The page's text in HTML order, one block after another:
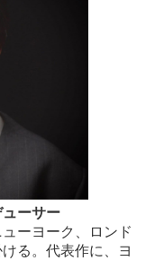
ーサー
ーヨーク、ロンド
る。代表作に、ヨ